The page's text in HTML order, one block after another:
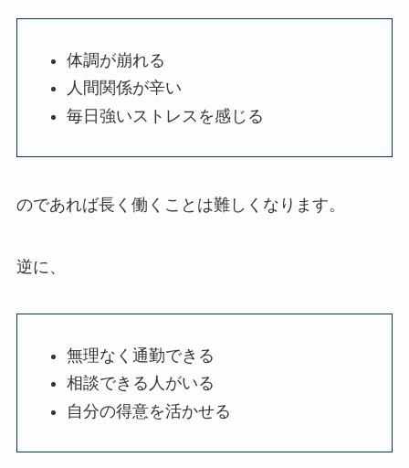
体調が崩れる
人間関係が辛い
毎日強いストレスを感じる
のであれば長く働くことは難しくなります。
逆に、
無理なく通勤できる
相談できる人がいる
自分の得意を活かせる